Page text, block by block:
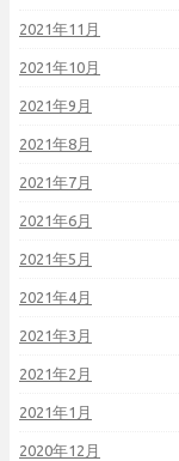
2021年11月
2021年10月
2021年9月
2021年8月
2021年7月
2021年6月
2021年5月
2021年4月
2021年3月
2021年2月
2021年1月
2020年12月